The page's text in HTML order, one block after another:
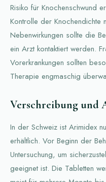
Risiko für Knochenschwund
Kontrolle der Knochendichte
Nebenwirkungen sollte die
ein Arzt kontaktiert werden.
Vorerkrankungen sollten
Therapie engmaschig
Verschreibung und
In der Schweiz ist Arimidex
erhältlich. Vor Beginn der
Untersuchung, um
geeignet ist. Die Tabletten